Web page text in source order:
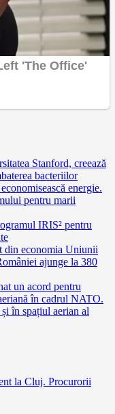
Stanford, creează
bacteriilor
energie.
pentru marii
IRIS² pentru
din economia Uniunii
ajunge la 380
un acord pentru
în cadrul NATO.
în spațiul aerian al
la Cluj. Procurorii